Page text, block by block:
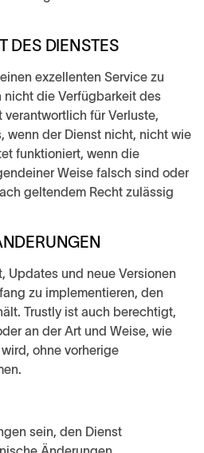
DES DIENSTES
exzellenten Service zu
die Verfügbarkeit des
verantwortlich für Verluste,
wenn der Dienst nicht, nicht wie
funktioniert, wenn die
Weise falsch sind oder
geltendem Recht zulässig
Updates und neue Versionen
zu implementieren, den
Trustly ist auch berechtigt,
an der Art und Weise, wie
ohne vorherige
sein, den Dienst